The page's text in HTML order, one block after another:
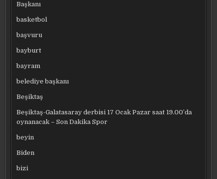
Başkanı
basketbol
başvuru
bayburt
bayram
belediye başkanı
Beşiktaş
Beşiktaş-Galatasaray derbisi 17 Ocak Pazar saat 19.00’da
oynanacak – Son Dakika Spor
beyin
Biden
bizi